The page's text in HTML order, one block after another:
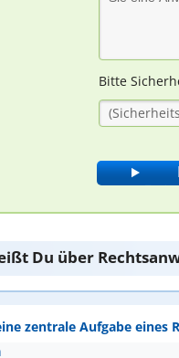
Bitte
Du über
zentrale Aufgabe eines